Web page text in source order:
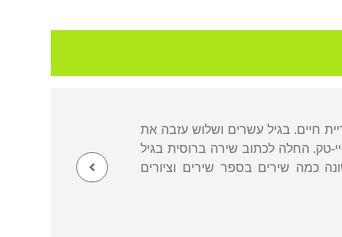
עברו עליה בחיפה ובקריית חיים. בגיל עשרים ושלוש עזבה את
טק. החלה לכתוב שירה ברוסית בגיל
כמה שירים בספר שירים וציורים